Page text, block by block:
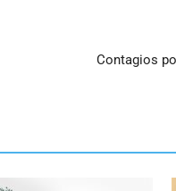
Contagios